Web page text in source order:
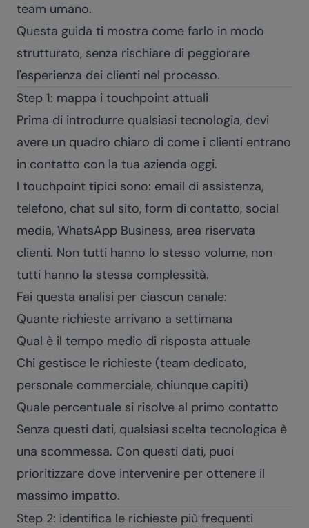
team umano.
Questa guida ti mostra come farlo in modo
strutturato, senza rischiare di peggiorare
l'esperienza dei clienti nel processo.
Step 1: mappa i touchpoint attuali
Prima di introdurre qualsiasi tecnologia, devi
avere un quadro chiaro di come i clienti entrano
in contatto con la tua azienda oggi.
I touchpoint tipici sono: email di assistenza,
telefono, chat sul sito, form di contatto, social
media, WhatsApp Business, area riservata
clienti. Non tutti hanno lo stesso volume, non
tutti hanno la stessa complessità.
Fai questa analisi per ciascun canale:
Quante richieste arrivano a settimana
Qual è il tempo medio di risposta attuale
Chi gestisce le richieste (team dedicato,
personale commerciale, chiunque capitì)
Quale percentuale si risolve al primo contatto
Senza questi dati, qualsiasi scelta tecnologica è
una scommessa. Con questi dati, puoi
prioritizzare dove intervenire per ottenere il
massimo impatto.
Step 2: identifica le richieste più frequenti